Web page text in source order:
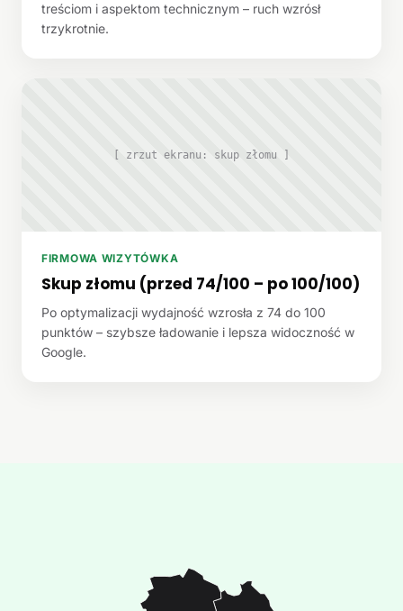
treściom i aspektom technicznym – ruch wzrósł
trzykrotnie.
[ zrzut ekranu: skup złomu ]
FIRMOWA WIZYTÓWKA
Skup złomu (przed 74/100 – po 100/100)
Po optymalizacji wydajność wzrosła z 74 do 100
punktów – szybsze ładowanie i lepsza widoczność w
Google.